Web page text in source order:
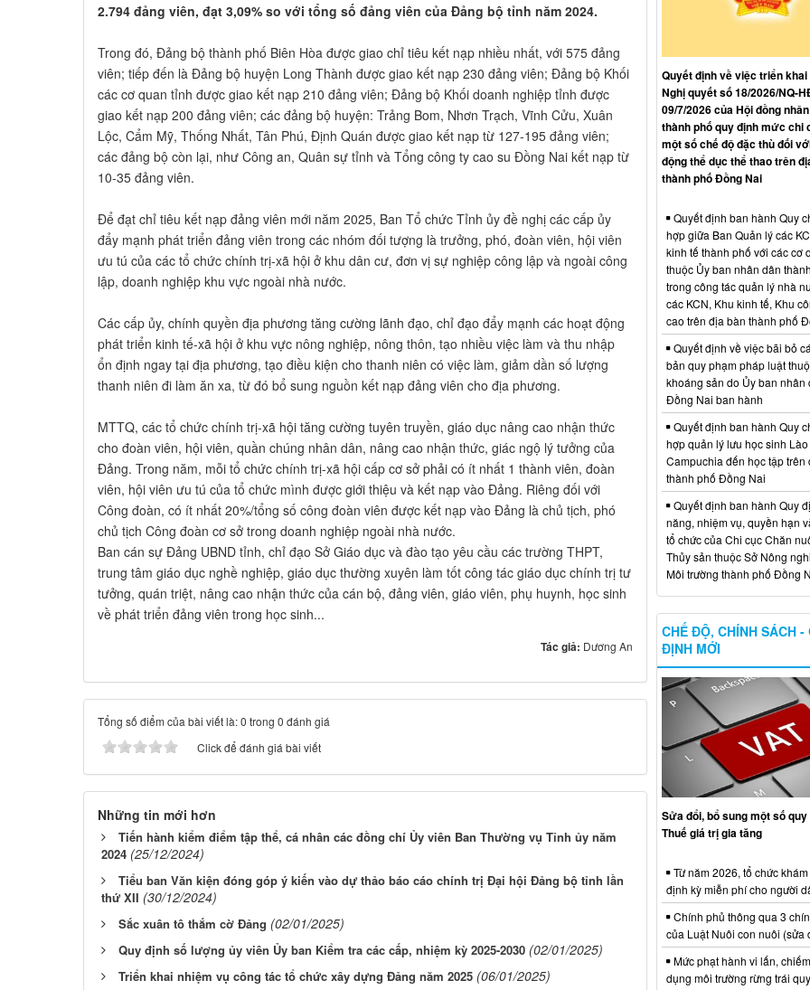
2.794 đảng viên, đạt 3,09% so với tổng số đảng viên của Đảng bộ tỉnh năm 2024.
Trong đó, Đảng bộ thành phố Biên Hòa được giao chỉ tiêu kết nạp nhiều nhất, với 575 đảng
viên; tiếp đến là Đảng bộ huyện Long Thành được giao kết nạp 230 đảng viên; Đảng bộ Khối
các cơ quan tỉnh được giao kết nạp 210 đảng viên; Đảng bộ Khối doanh nghiệp tỉnh được
giao kết nạp 200 đảng viên; các đảng bộ huyện: Trảng Bom, Nhơn Trạch, Vĩnh Cửu, Xuân
Lộc, Cẩm Mỹ, Thống Nhất, Tân Phú, Định Quán được giao kết nạp từ 127-195 đảng viên;
các đảng bộ còn lại, như Công an, Quân sự tỉnh và Tổng công ty cao su Đồng Nai kết nạp từ
10-35 đảng viên.
Để đạt chỉ tiêu kết nạp đảng viên mới năm 2025, Ban Tổ chức Tỉnh ủy đề nghị các cấp ủy
đẩy mạnh phát triển đảng viên trong các nhóm đối tượng là trưởng, phó, đoàn viên, hội viên
ưu tú của các tổ chức chính trị-xã hội ở khu dân cư, đơn vị sự nghiệp công lập và ngoài công
lập, doanh nghiệp khu vực ngoài nhà nước.
Các cấp ủy, chính quyền địa phương tăng cường lãnh đạo, chỉ đạo đẩy mạnh các hoạt động
phát triển kinh tế-xã hội ở khu vực nông nghiệp, nông thôn, tạo nhiều việc làm và thu nhập
ổn định ngay tại địa phương, tạo điều kiện cho thanh niên có việc làm, giảm dần số lượng
thanh niên đi làm ăn xa, từ đó bổ sung nguồn kết nạp đảng viên cho địa phương.
MTTQ, các tổ chức chính trị-xã hội tăng cường tuyên truyền, giáo dục nâng cao nhận thức
cho đoàn viên, hội viên, quần chúng nhân dân, nâng cao nhận thức, giác ngộ lý tưởng của
Đảng. Trong năm, mỗi tổ chức chính trị-xã hội cấp cơ sở phải có ít nhất 1 thành viên, đoàn
viên, hội viên ưu tú của tổ chức mình được giới thiệu và kết nạp vào Đảng. Riêng đối với
Công đoàn, có ít nhất 20%/tổng số công đoàn viên được kết nạp vào Đảng là chủ tịch, phó
chủ tịch Công đoàn cơ sở trong doanh nghiệp ngoài nhà nước.
Ban cán sự Đảng UBND tỉnh, chỉ đạo Sở Giáo dục và đào tạo yêu cầu các trường THPT,
trung tâm giáo dục nghề nghiệp, giáo dục thường xuyên làm tốt công tác giáo dục chính trị tư
tưởng, quán triệt, nâng cao nhận thức của cán bộ, đảng viên, giáo viên, phụ huynh, học sinh
về phát triển đảng viên trong học sinh...
Tác giả: Dương An
Tổng số điểm của bài viết là: 0 trong 0 đánh giá
Click để đánh giá bài viết
Những tin mới hơn
Tiến hành kiểm điểm tập thể, cá nhân các đồng chí Ủy viên Ban Thường vụ Tỉnh ủy năm
2024 (25/12/2024)
Tiểu ban Văn kiện đóng góp ý kiến vào dự thảo báo cáo chính trị Đại hội Đảng bộ tỉnh lần
thứ XII (30/12/2024)
Sắc xuân tô thắm cờ Đảng (02/01/2025)
Quy định số lượng ủy viên Ủy ban Kiểm tra các cấp, nhiệm kỳ 2025-2030 (02/01/2025)
Triển khai nhiệm vụ công tác tổ chức xây dựng Đảng năm 2025 (06/01/2025)
Quyết định về việc triển
Nghị quyết số 18/2026/NQ-
09/7/2026 của Hội đồng
thành phố quy định mức chi
một số chế độ đặc thù đối
động thể dục thể thao trên
thành phố Đồng Nai
Quyết định ban hành Quy
hợp giữa Ban Quản lý các
kinh tế thành phố với các cơ
thuộc Ủy ban nhân dân
trong công tác quản lý nhà
các KCN, Khu kinh tế, Khu
cao trên địa bàn thành phố
Quyết định về việc bãi bỏ
bản quy phạm pháp luật
khoáng sản do Ủy ban nhân
Đồng Nai ban hành
Quyết định ban hành Quy
hợp quản lý lưu học sinh Lào
Campuchia đến học tập trên
thành phố Đồng Nai
Quyết định ban hành Quy
năng, nhiệm vụ, quyền hạn
tổ chức của Chi cục Chăn
Thủy sản thuộc Sở Nông
Môi trường thành phố Đồng
CHẾ ĐỘ, CHÍNH SÁCH -
ĐỊNH MỚI
Sửa đổi, bổ sung một số
Thuế giá trị gia tăng
Từ năm 2026, tổ chức
định kỳ miễn phí cho người
Chính phủ thông qua 3
của Luật Nuôi con nuôi (sửa
Mức phạt hành vi lấn,
dụng môi trường rừng trái